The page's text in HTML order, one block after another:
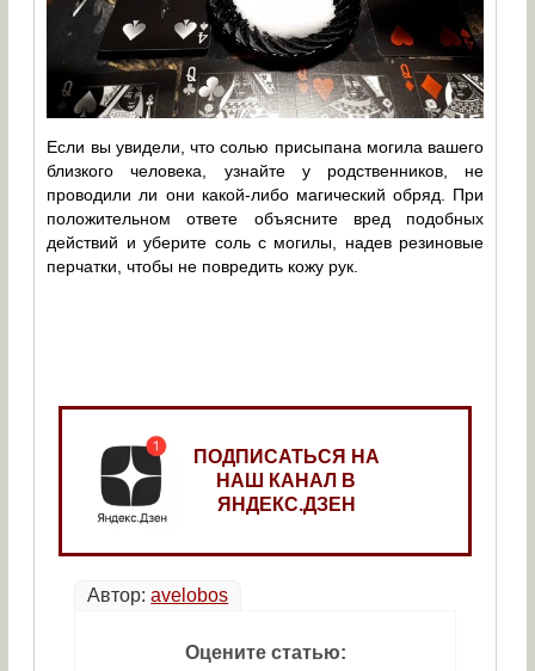
Если вы увидели, что солью присыпана могила вашего
близкого человека, узнайте у родственников, не
проводили ли они какой-либо магический обряд. При
положительном ответе объясните вред подобных
действий и уберите соль с могилы, надев резиновые
перчатки, чтобы не повредить кожу рук.
ПОДПИСАТЬСЯ НА
НАШ КАНАЛ В
ЯНДЕКС.ДЗЕН
Автор:avelobos
Оцените статью: